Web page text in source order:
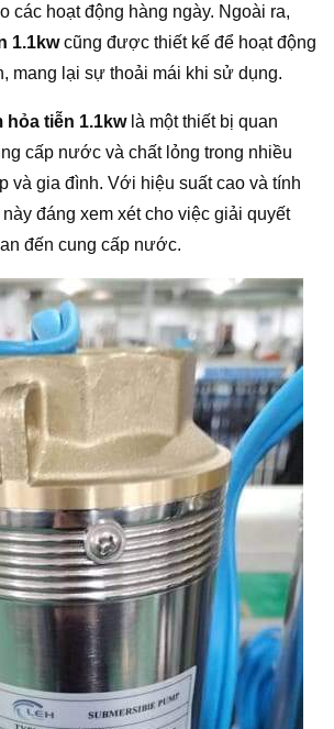
các hoạt động hàng ngày. Ngoài ra,
1.1kwcũng được thiết kế để hoạt động
mang lại sự thoải mái khi sử dụng.
hỏa tiễn 1.1kwlà một thiết bị quan
cấp nước và chất lỏng trong nhiều
và gia đình. Với hiệu suất cao và tính
đáng xem xét cho việc giải quyết
đến cung cấp nước.